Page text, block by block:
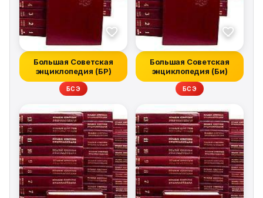
Большая Советская
энциклопедия (БР)
БСЭ
Большая Советская
энциклопедия (Би)
БСЭ